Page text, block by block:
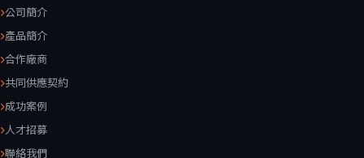
公司簡介
產品簡介
合作廠商
共同供應契約
成功案例
人才招募
聯絡我們